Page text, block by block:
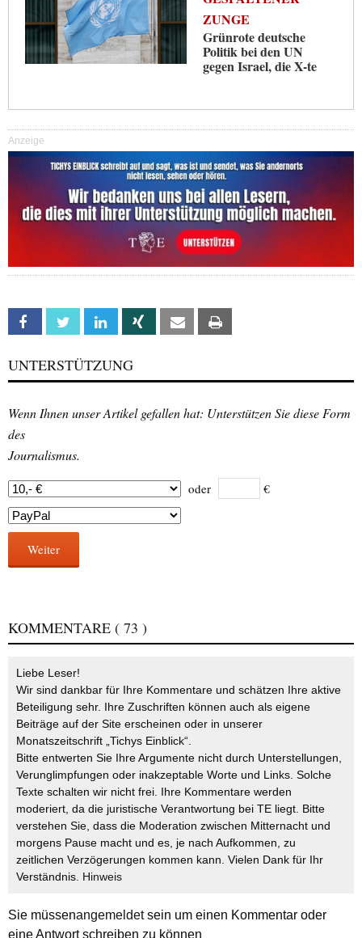
ZUNGE
Grünrote deutsche
Politik bei den UN
gegen Israel, die X-te
Anzeige
Facebook Twitter Linkedin Xing Email
UNTERSTÜTZUNG
Wenn Ihnen unser Artikel gefallen hat: Unterstützen Sie diese Form
des
Journalismus.
oder €
Weiter
KOMMENTARE ( 73 )
Liebe Leser!
Wir sind dankbar für Ihre Kommentare und schätzen Ihre aktive
Beteiligung sehr. Ihre Zuschriften können auch als eigene
Beiträge auf der Site erscheinen oder in unserer
Monatszeitschrift „Tichys Einblick“.
Bitte entwerten Sie Ihre Argumente nicht durch Unterstellungen,
Verunglimpfungen oder inakzeptable Worte und Links. Solche
Texte schalten wir nicht frei. Ihre Kommentare werden
moderiert, da die juristische Verantwortung bei TE liegt. Bitte
verstehen Sie, dass die Moderation zwischen Mitternacht und
morgens Pause macht und es, je nach Aufkommen, zu
zeitlichen Verzögerungen kommen kann. Vielen Dank für Ihr
Verständnis. Hinweis
Sie müssenangemeldetsein um einen Kommentar oder
eine Antwort schreiben zu können